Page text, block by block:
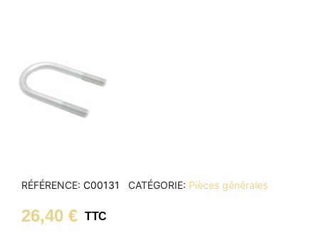
RÉFÉRENCE C00131 CATÉGORIE Pièces générales
26,40 € TTC